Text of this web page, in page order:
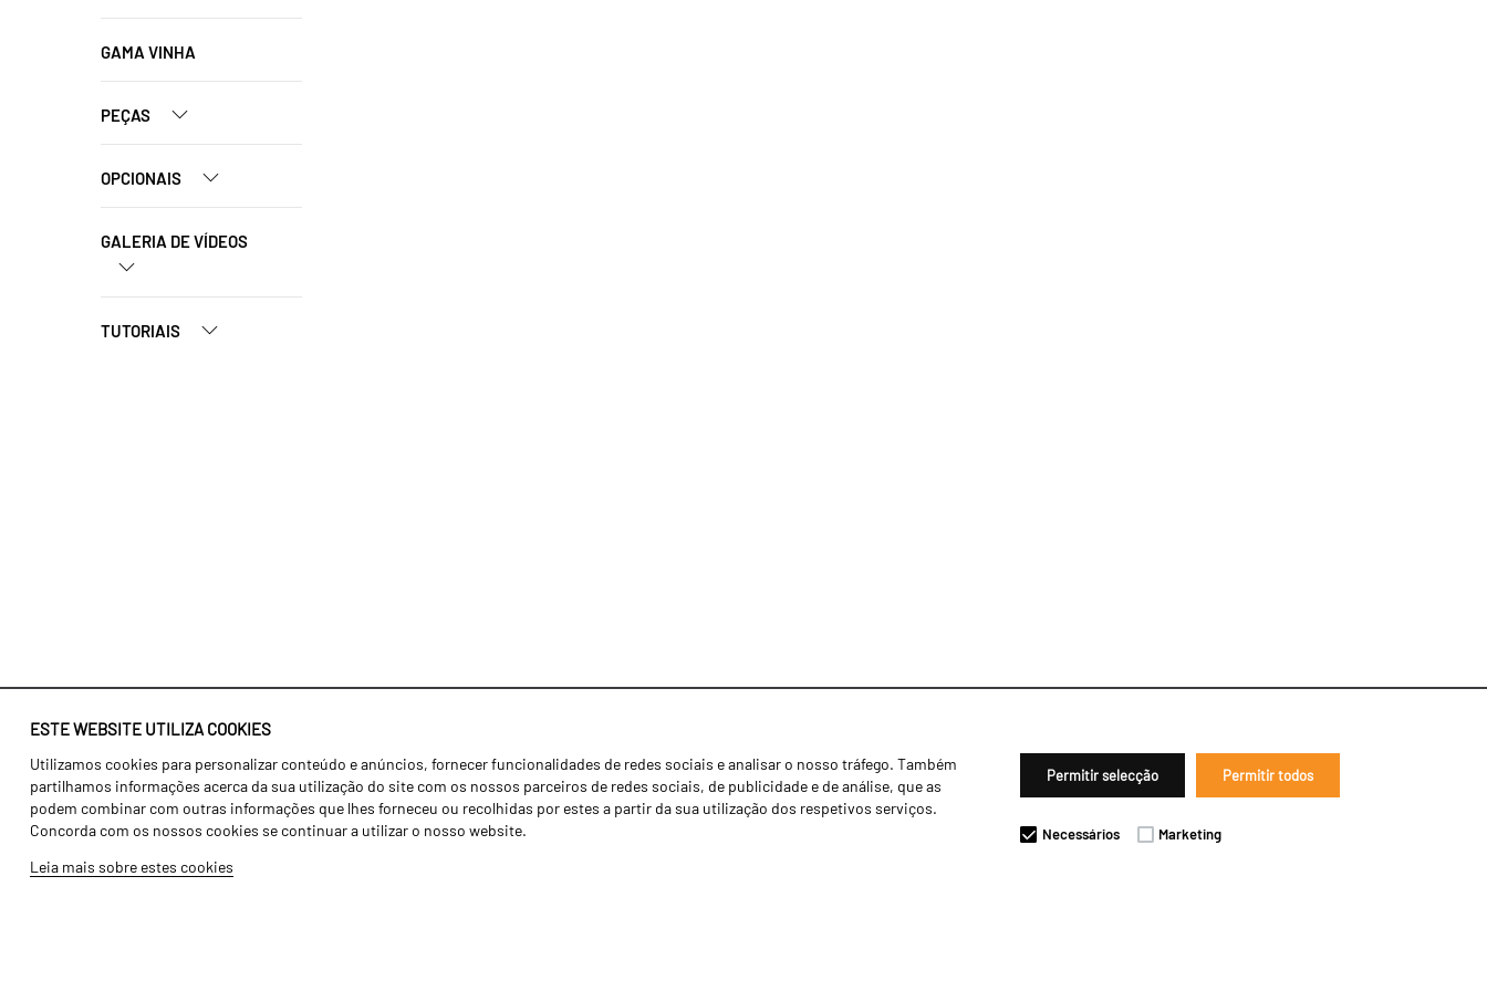
ESTE WEBSITE UTILIZA COOKIES
Utilizamos cookies para personalizar conteúdo e anúncios, fornecer funcionalidades de redes sociais e analisar o nosso tráfego. Também
partilhamos informações acerca da sua utilização do site com os nossos parceiros de redes sociais, de publicidade e de análise, que as
podem combinar com outras informações que lhes forneceu ou recolhidas por estes a partir da sua utilização dos respetivos serviços.
Concorda com os nossos cookies se continuar a utilizar o nosso website.
Leia mais sobre estes cookies
Permitir selecção Permitir todos
Necessários Marketing
GAMA VINHA
PEÇAS
OPCIONAIS
GALERIA DE VÍDEOS
TUTORIAIS
Identidade
História
Fábrica / Produção
Recursos Humanos
Agricultura
Transportes
Gama Floresta
Notícias
Concessionários